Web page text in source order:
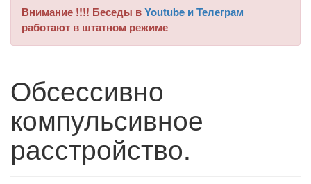
Внимание !!!! Беседы вYoutube и Телеграм
работают в штатном режиме
Обсессивно
компульсивное
расстройство.